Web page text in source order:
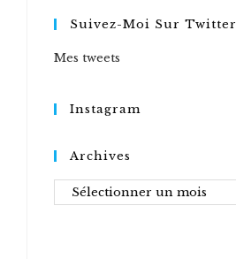
Suivez-Moi Sur Twitter
Mes tweets
Instagram
Archives
Archives